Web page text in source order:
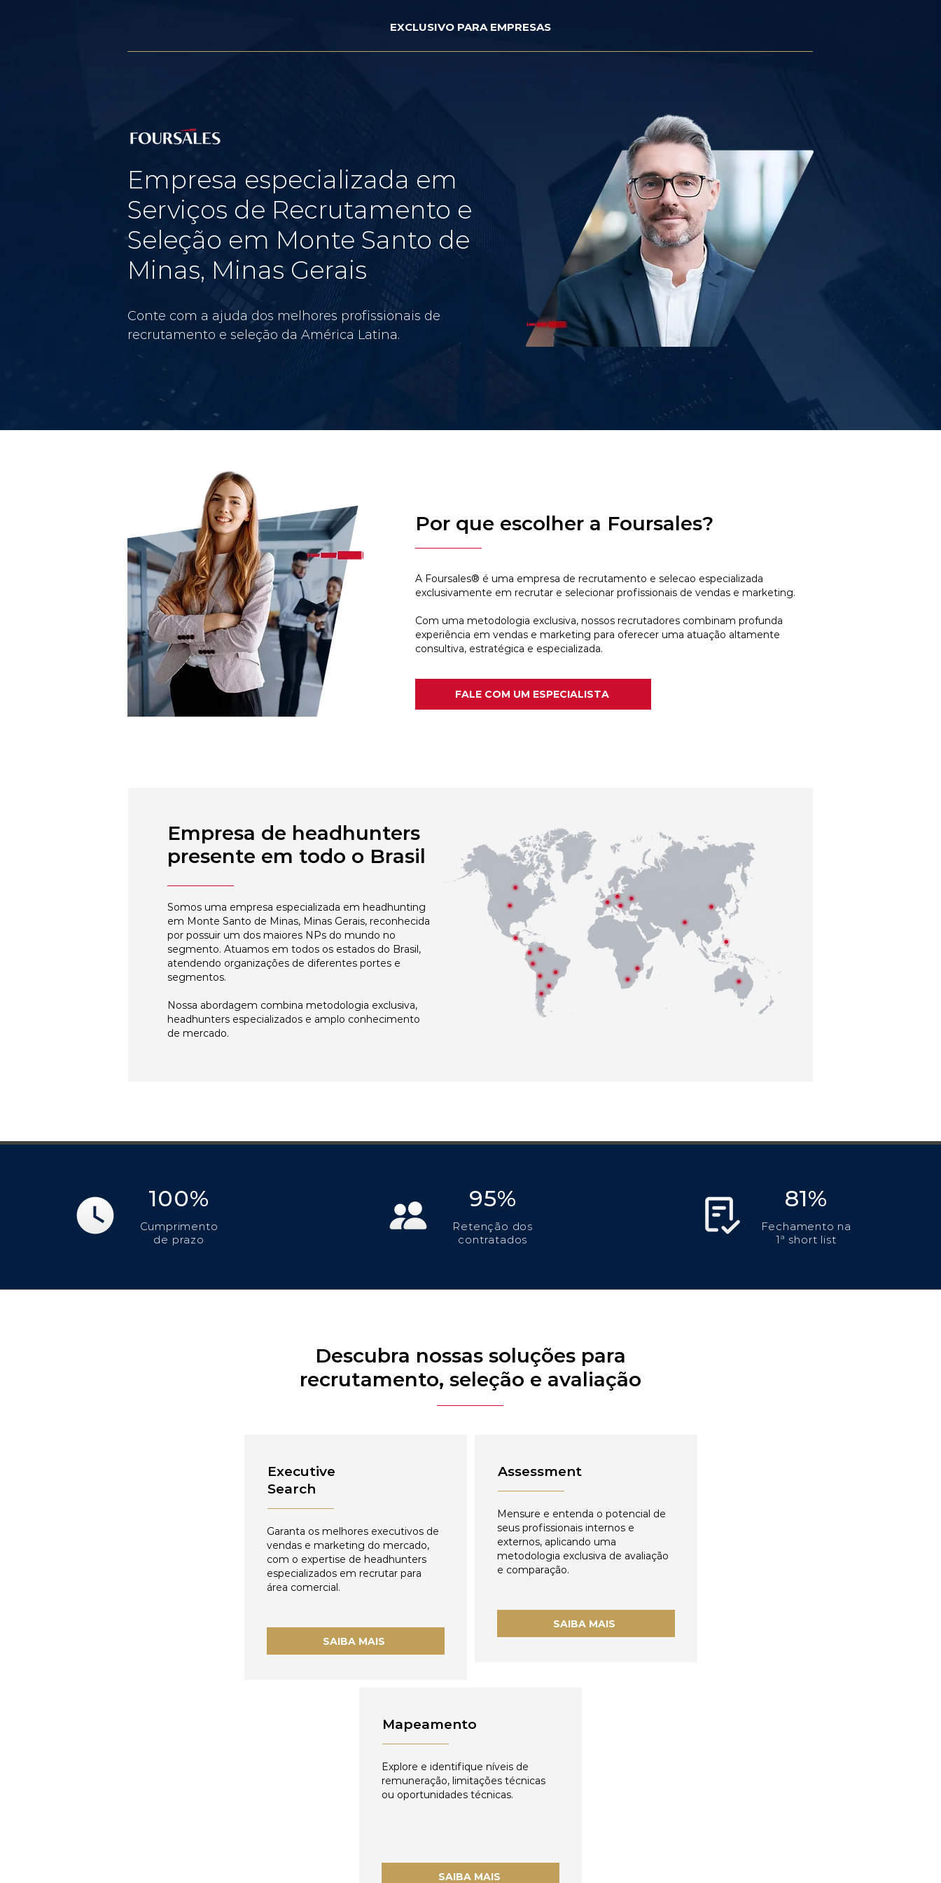
EXCLUSIVO PARA EMPRESAS
Empresa especializada em
Serviços de Recrutamento e
Seleção em Monte Santo de
Minas, Minas Gerais
Conte com a ajuda dos melhores profissionais de
recrutamento e seleção da América Latina.
Por que escolher a Foursales?
A Foursales® é uma empresa de recrutamento e selecao especializada
exclusivamente em recrutar e selecionar profissionais de vendas e marketing.
Com uma metodologia exclusiva, nossos recrutadores combinam profunda
experiência em vendas e marketing para oferecer uma atuação altamente
consultiva, estratégica e especializada.
FALE COM UM ESPECIALISTA
Empresa de headhunters
presente em todo o Brasil
Somos uma empresa especializada em headhunting
em Monte Santo de Minas, Minas Gerais, reconhecida
por possuir um dos maiores NPs do mundo no
segmento. Atuamos em todos os estados do Brasil,
atendendo organizações de diferentes portes e
segmentos.
Nossa abordagem combina metodologia exclusiva,
headhunters especializados e amplo conhecimento
de mercado.
100%
Cumprimento
de prazo
95%
Retenção dos
contratados
81%
Fechamento na
1ª short list
Descubra nossas soluções para
recrutamento, seleção e avaliação
Executive
Search
Garanta os melhores executivos de
vendas e marketing do mercado,
com o expertise de headhunters
especializados em recrutar para
área comercial.
SAIBA MAIS
Assessment
Mensure e entenda o potencial de
seus profissionais internos e
externos, aplicando uma
metodologia exclusiva de avaliação
e comparação.
SAIBA MAIS
Mapeamento
Explore e identifique níveis de
remuneração, limitações técnicas
ou oportunidades técnicas.
SAIBA MAIS